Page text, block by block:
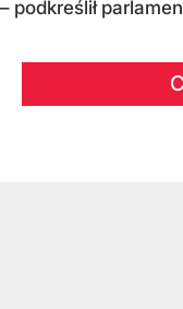
– podkreślił